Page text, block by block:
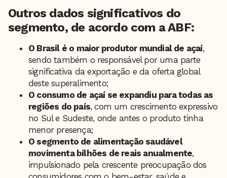
Outros dados significativos do
segmento, de acordo com a ABF:
O Brasil é o maior produtor mundial de açaí,
sendo também o responsável por uma parte
significativa da exportação e da oferta global
deste superalimento;
O consumo de açaí se expandiu para todas as
regiões do país, com um crescimento expressivo
no Sul e Sudeste, onde antes o produto tinha
menor presença;
O segmento de alimentação saudável
movimenta bilhões de reais anualmente,
impulsionado pela crescente preocupação dos